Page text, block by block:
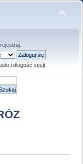
.
i długość sesji